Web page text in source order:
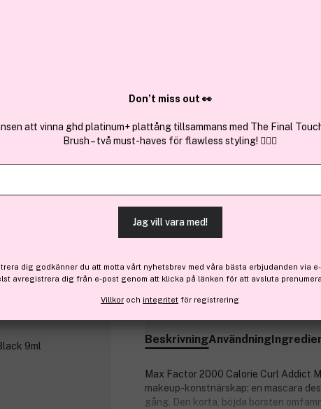
✓ Över 1,5
Mascara 2000 Calorie
153 kr
BeskrivningAnvändning
Max Factor 2000 Calorie Curl Addict
makeup-konstnärskap: en mascara
gång. Den korta, böjda borsten
Don’t miss out 👀
att vinna ghd platinum+ plattång tillsammans med The Final
Brush – två must-haves för flawless styling! 💇‍♀️✨
Jag vill vara med!
dig godkänner du att motta vårt nyhetsbrev med våra bästa erbjudanden via
avregistrera dig från e-post genom att klicka på länken för att avsluta
Villkor och integritet för registrering